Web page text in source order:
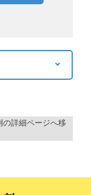
詳細ページへ移